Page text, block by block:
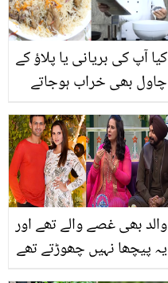
کیا آپ کی بریانی یا پلاؤ کے
چاول بھی خراب ہوجاتے
یہ آسان سی ٹپ آزما لیں
والد بھی غصے والے تھے اور
یہ پیچھا نہیں چھوڑتے تھے